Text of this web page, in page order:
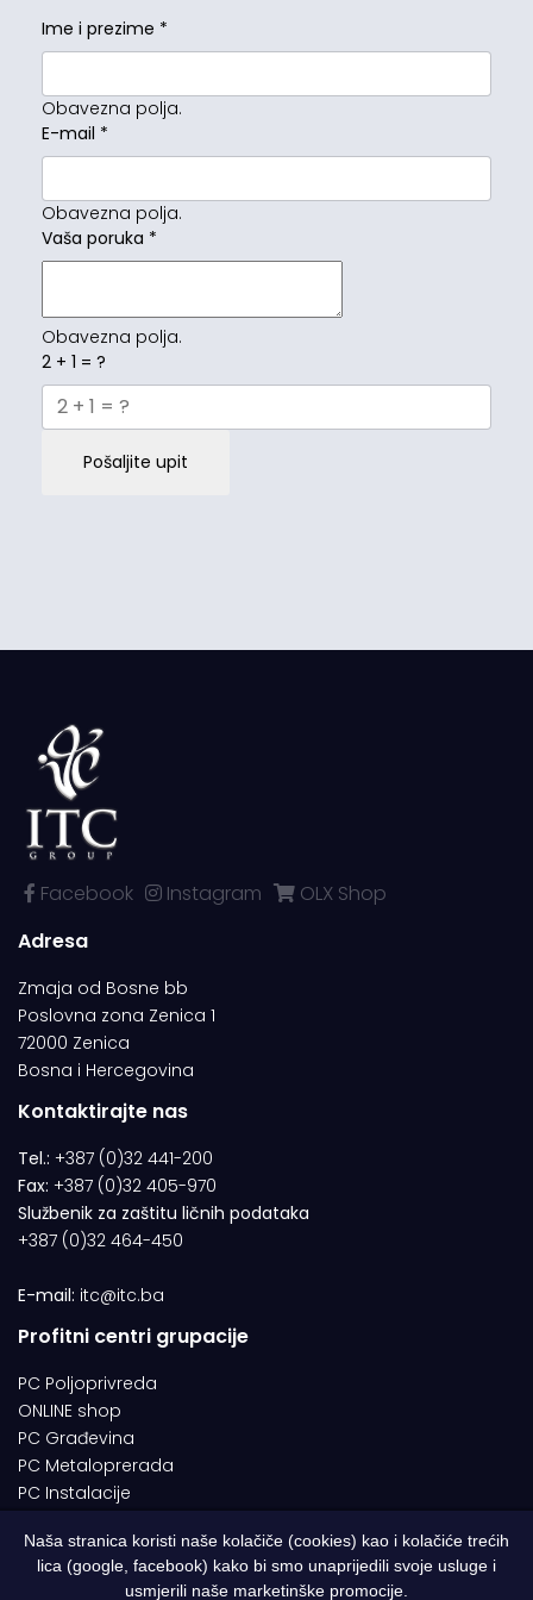
Ime i prezime *
Obavezna polja.
E-mail *
Obavezna polja.
Vaša poruka *
Obavezna polja.
2 + 1 = ?
Pošaljite upit
Facebook Instagram
OLX Shop
Adresa
Zmaja od Bosne bb
Poslovna zona Zenica 1
72000 Zenica
Bosna i Hercegovina
Kontaktirajte nas
Tel.: +387 (0)32 441-200
Fax: +387 (0)32 405-970
Službenik za zaštitu ličnih podataka
+387 (0)32 464-450
E-mail: itc@itc.ba
Profitni centri grupacije
PC Poljoprivreda
ONLINE shop
PC Građevina
PC Metaloprerada
PC Instalacije
© 1994-2026 | ITC d.o.o. Zenica. Sva prava pridržana | Designed by
Naša stranica koristi naše kolačiče (cookies) kao i kolačiće trećih
lica (google, facebook) kako bi smo unaprijedili svoje usluge i
usmjerili naše marketinške promocije.